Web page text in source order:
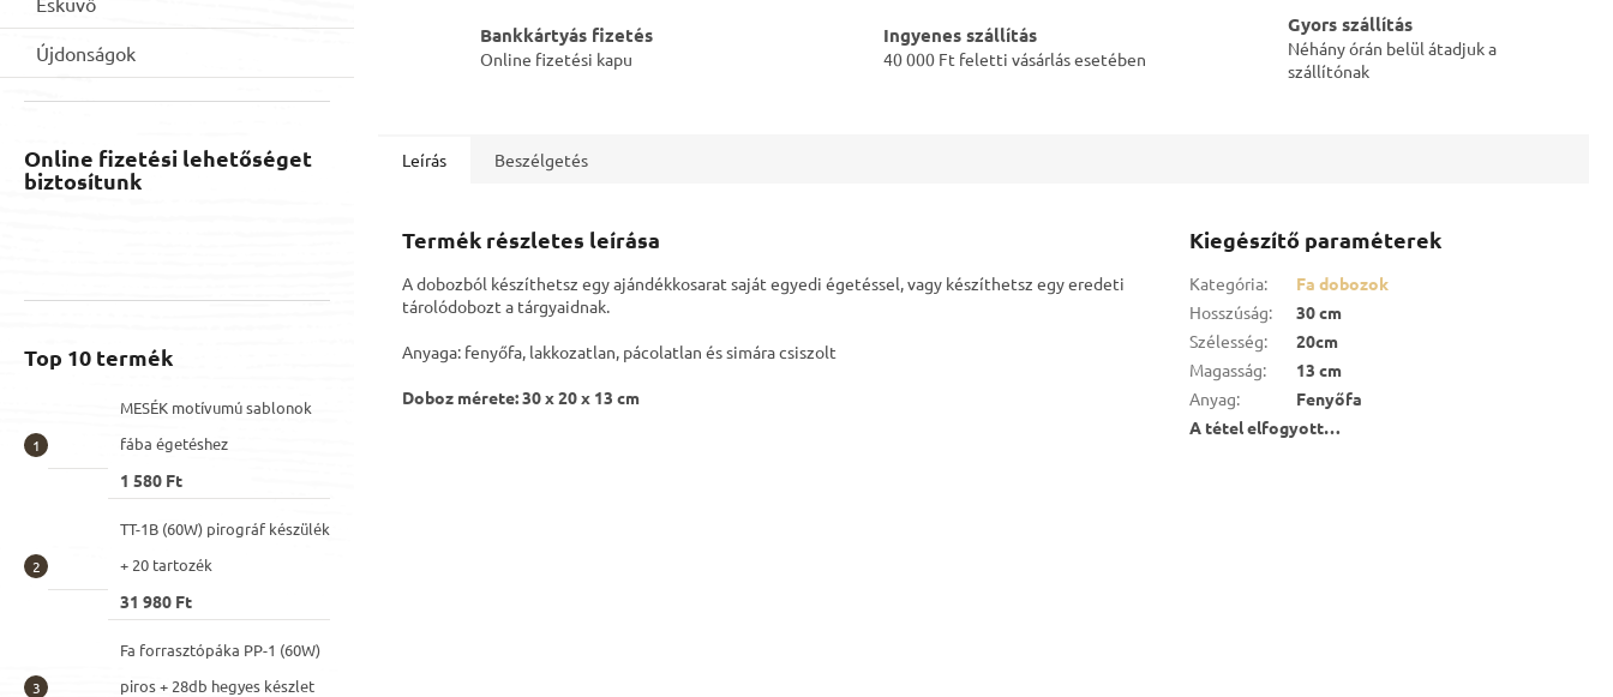
Újdonságok
Online fizetési lehetőséget
biztosítunk
Top 10 termék
MESÉK motívumú sablonok
fába égetéshez
1 580 Ft
TT-1B (60W) pirográf készülék
+ 20 tartozék
31 980 Ft
Fa forrasztópáka PP-1 (60W)
piros + 28db hegyes készlet
Bankkártyás fizetés
Online fizetési kapu
Ingyenes szállítás
40 000 Ft feletti vásárlás esetében
Gyors szállítás
Néhány órán belül átadjuk a
szállítónak
Leírás Beszélgetés
Termék részletes leírása
A dobozból készíthetsz egy ajándékkosarat saját egyedi égetéssel, vagy készíthetsz egy eredeti
tárolódobozt a tárgyaidnak.
Anyaga: fenyőfa, lakkozatlan, pácolatlan és simára csiszolt
Doboz mérete: 30 x 20 x 13 cm
Kiegészítő paraméterek
Kategória:
Fa dobozok
Hosszúság:
30 cm
Szélesség:
20cm
Magasság:
13 cm
Anyag:
Fenyőfa
A tétel elfogyott…